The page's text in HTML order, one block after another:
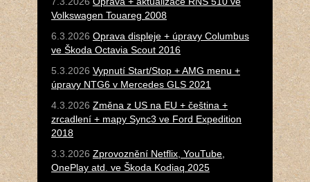
Volkswagen Touareg 2008
6.3.2026 Oprava displeje + úpravy Columbus
ve Škoda Octavia Scout 2016
5.3.2026 Vypnutí Start/Stop + AMG menu +
úpravy NTG6 v Mercedes GLS 2021
4.3.2026 Změna z US na EU + čeština +
zrcadlení + mapy Sync3 ve Ford Expedition
2018
3.3.2026 Zprovoznění Netflix, YouTube,
OnePlay atd. ve Škoda Kodiaq 2025